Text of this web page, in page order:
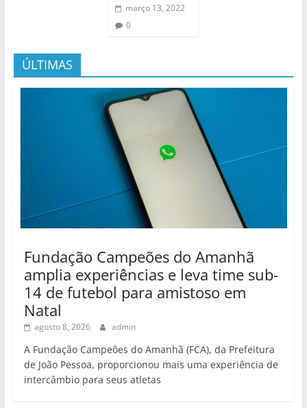
março 13, 2022
0
ÚLTIMAS
Fundação Campeões do Amanhã
amplia experiências e leva time sub-
14 de futebol para amistoso em
Natal
agosto 8, 2026 admin
A Fundação Campeões do Amanhã (FCA), da Prefeitura
de João Pessoa, proporcionou mais uma experiência de
intercâmbio para seus atletas